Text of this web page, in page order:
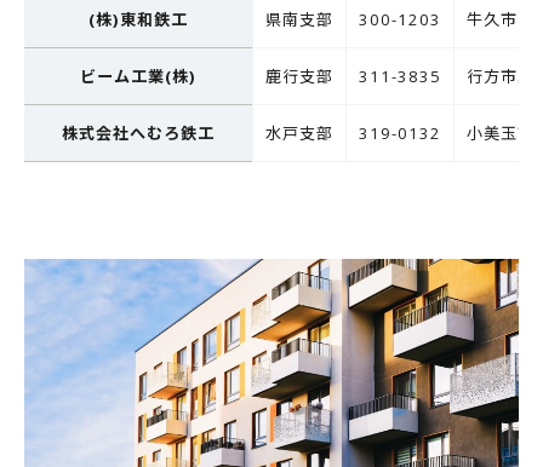
(株)東和鉄工 県南支部 300-1203 牛久市
ビーム工業(株) 鹿行支部 311-3835 行方市
株式会社へむろ鉄工 水戸支部 319-0132 小美玉市